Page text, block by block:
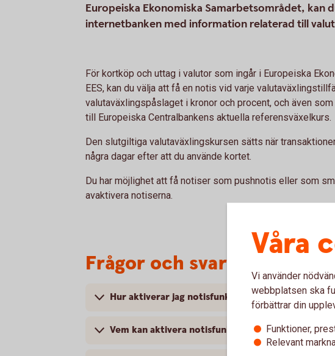
Europeiska Ekonomiska Samarbetsområdet, kan
internetbanken med information relaterad till
För kortköp och uttag i valutor som ingår i Europeiska
EES, kan du välja att få en notis vid varje
valutaväxlingspåslaget i kronor och procent, och även
till Europeiska Centralbankens aktuella referensväxelkurs.
Den slutgiltiga valutaväxlingskursen sätts när
några dagar efter att du använde kortet.
Du har möjlighet att få notiser som pushnotis eller som
avaktivera notiserna.
Frågor och svar
Hur aktiverar jag notisfunktionen?
Vem kan aktivera notisfunktionen?
Våra
Vi använder
webbplatsen ska
förbättrar din
Funktioner,
Relevant